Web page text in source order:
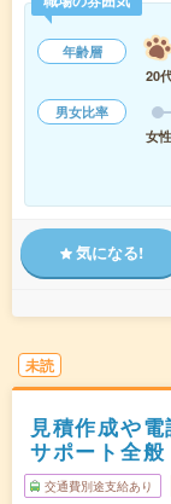
年齢層
20
男女比率
女性
気になる!
未読
見積作成や
サポート全般
交通費別途支給あり